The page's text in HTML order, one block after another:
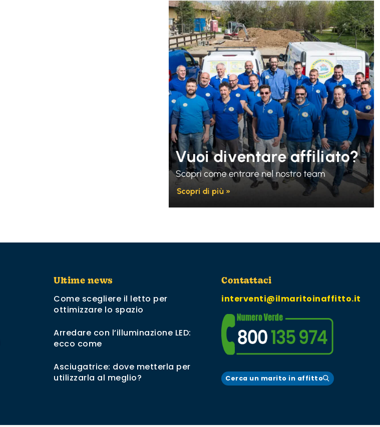
Ultime news
Come scegliere il letto per
ottimizzare lo spazio
Arredare con l’illuminazione LED:
ecco come
Asciugatrice: dove metterla per
utilizzarla al meglio?
Contattaci
interventi@ilmaritoinaffitto.it
Cerca un marito in affitto